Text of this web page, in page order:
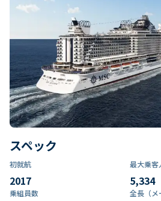
スペック
初就航
2017
最大乗客
5,334
乗組員数​ 全長（メ